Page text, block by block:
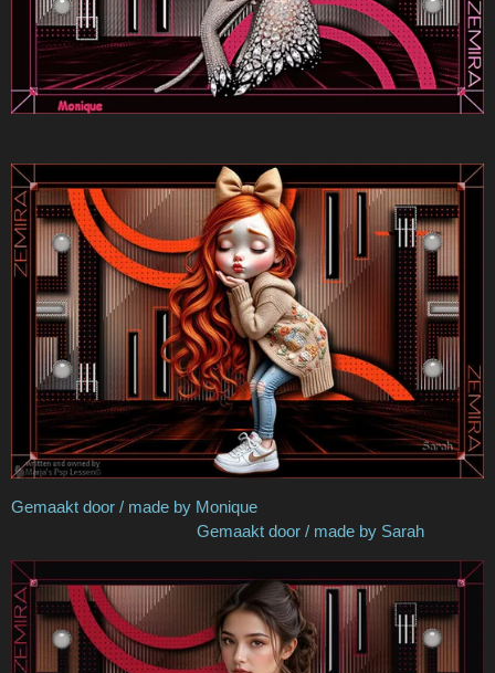
Gemaakt door / made by Monique
Gemaakt door / made by Sarah